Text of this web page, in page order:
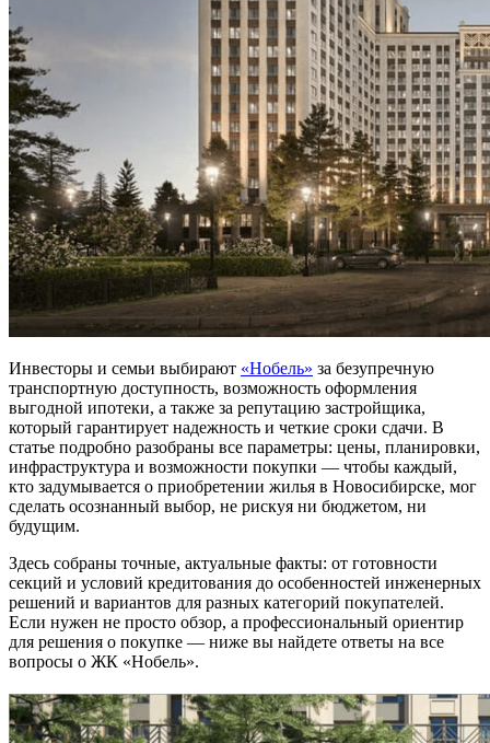
Инвесторы и семьи выбирают «Нобель» за безупречную
транспортную доступность, возможность оформления
выгодной ипотеки, а также за репутацию застройщика,
который гарантирует надежность и четкие сроки сдачи. В
статье подробно разобраны все параметры: цены, планировки,
инфраструктура и возможности покупки — чтобы каждый,
кто задумывается о приобретении жилья в Новосибирске, мог
сделать осознанный выбор, не рискуя ни бюджетом, ни
будущим.
Здесь собраны точные, актуальные факты: от готовности
секций и условий кредитования до особенностей инженерных
решений и вариантов для разных категорий покупателей.
Если нужен не просто обзор, а профессиональный ориентир
для решения о покупке — ниже вы найдете ответы на все
вопросы о ЖК «Нобель».